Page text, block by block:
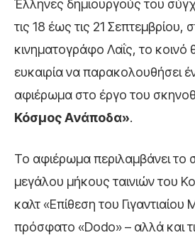
Έλληνες δημιουργούς του
τις 18 έως τις 21 Σεπτεμβρίου,
κινηματογράφο Λαΐς, το κοινό
ευκαιρία να παρακολουθήσει
αφιέρωμα στο έργο του
Κόσμος Ανάποδα».
Το αφιέρωμα περιλαμβάνει το
μεγάλου μήκους ταινιών του
καλτ «Επίθεση του
πρόσφατο «Dodo» – αλλά και